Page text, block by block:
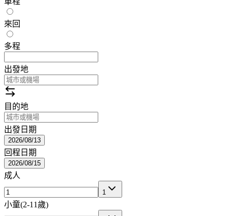
來回
多程
出發地
目的地
出發日期
2026/08/13
回程日期
2026/08/15
成人
1
小童(2-11歲)